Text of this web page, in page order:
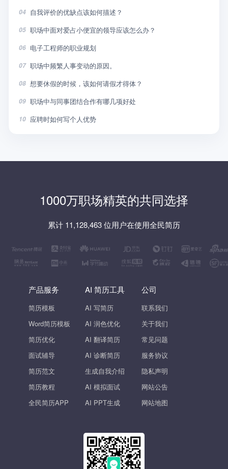
04 自我评价的优缺点该如何描述？
05 职场中面对爱占小便宜的领导应该怎么办？
06 电子工程师的职业规划
07 职场中频繁人事变动的原因。
08 想要休假的时候，该如何请假才得体？
09 职场中与同事团结合作有哪几项好处
10 应聘时如何写个人优势
1000万职场精英的共同选择
累计 11,128,463 位用户在使用全民简历
产品服务
简历模板
Word简历模板
简历优化
面试辅导
简历范文
简历教程
全民简历APP
AI 简历工具
AI 写简历
AI 润色优化
AI 翻译简历
AI 诊断简历
生成自我介绍
AI 模拟面试
AI PPT生成
公司
联系我们
关于我们
常见问题
服务协议
隐私声明
网站公告
网站地图